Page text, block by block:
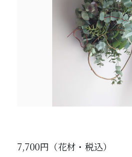
7,700円（花材・税込）